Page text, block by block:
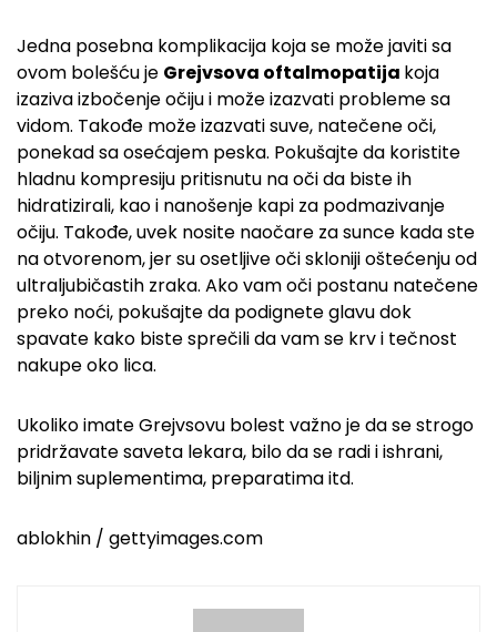
Jedna posebna komplikacija koja se može javiti sa
ovom bolešću je Grejvsova oftalmopatija koja
izaziva izbočenje očiju i može izazvati probleme sa
vidom. Takođe može izazvati suve, natečene oči,
ponekad sa osećajem peska. Pokušajte da koristite
hladnu kompresiju pritisnutu na oči da biste ih
hidratizirali, kao i nanošenje kapi za podmazivanje
očiju. Takođe, uvek nosite naočare za sunce kada ste
na otvorenom, jer su osetljive oči skloniji oštećenju od
ultraljubičastih zraka. Ako vam oči postanu natečene
preko noći, pokušajte da podignete glavu dok
spavate kako biste sprečili da vam se krv i tečnost
nakupe oko lica.
Ukoliko imate Grejvsovu bolest važno je da se strogo
pridržavate saveta lekara, bilo da se radi i ishrani,
biljnim suplementima, preparatima itd.
ablokhin / gettyimages.com